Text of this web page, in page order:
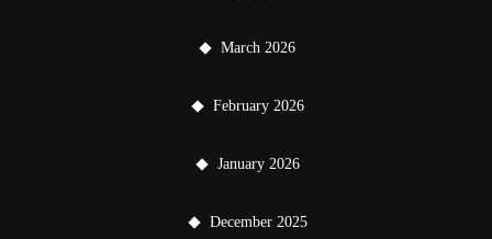
March 2026
February 2026
January 2026
December 2025